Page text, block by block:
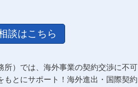
談はこちら
）では、海外事業の契約交渉に不可
とにサポート！海外進出・国際契約